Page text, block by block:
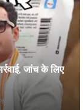
जांच के लिए